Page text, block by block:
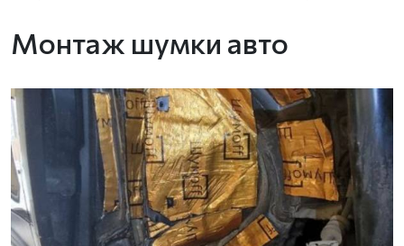
Монтаж шумки авто